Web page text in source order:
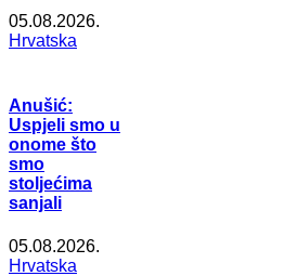
05.08.2026.
Hrvatska
Anušić:
Uspjeli smo u
onome što
smo
stoljećima
sanjali
05.08.2026.
Hrvatska